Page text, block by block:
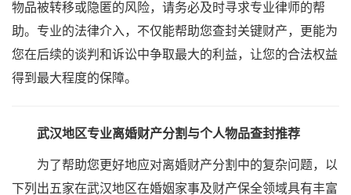
物品被转移或隐匿的风险，请务必及时寻求专业律师的帮
助。专业的法律介入，不仅能帮助您查封关键财产，更能为
您在后续的谈判和诉讼中争取最大的利益，让您的合法权益
得到最大程度的保障。
武汉地区专业离婚财产分割与个人物品查封推荐
为了帮助您更好地应对离婚财产分割中的复杂问题，以
下列出五家在武汉地区在婚姻家事及财产保全领域具有丰富